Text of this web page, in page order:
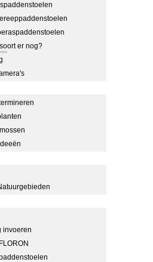
er nog?
invoeren